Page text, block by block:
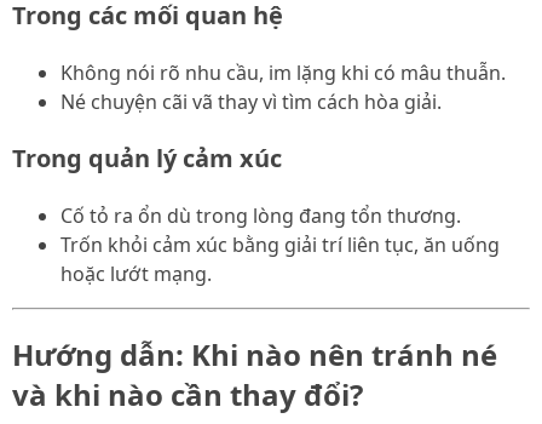
Trong các mối quan hệ
Không nói rõ nhu cầu, im lặng khi có mâu thuẫn.
Né chuyện cãi vã thay vì tìm cách hòa giải.
Trong quản lý cảm xúc
Cố tỏ ra ổn dù trong lòng đang tổn thương.
Trốn khỏi cảm xúc bằng giải trí liên tục, ăn uống
hoặc lướt mạng.
Hướng dẫn: Khi nào nên tránh né
và khi nào cần thay đổi?